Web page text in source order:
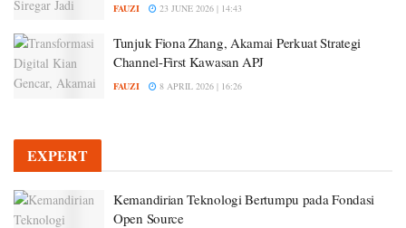
FAUZI 23 JUNE 2026 | 14:43
Tunjuk Fiona Zhang, Akamai Perkuat Strategi
Channel-First Kawasan APJ
FAUZI 8 APRIL 2026 | 16:26
EXPERT
Kemandirian Teknologi Bertumpu pada Fondasi
Open Source